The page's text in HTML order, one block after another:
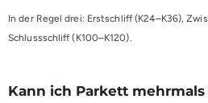
In der Regel drei: Erstschliff (K24–K36),
Schlussschliff (K100–K120).
Kann ich Parkett